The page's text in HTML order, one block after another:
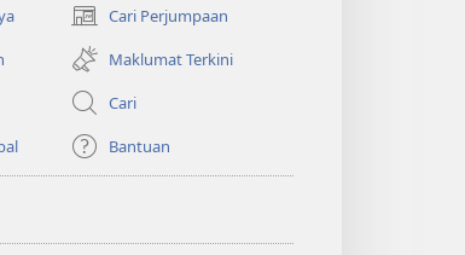
Cari Perjumpaan
(membuka
tetingkap
baharu)
Maklumat Terkini
Cari
Bantuan